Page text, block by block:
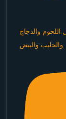
اللحوم والدجاج
والحليب والبيض